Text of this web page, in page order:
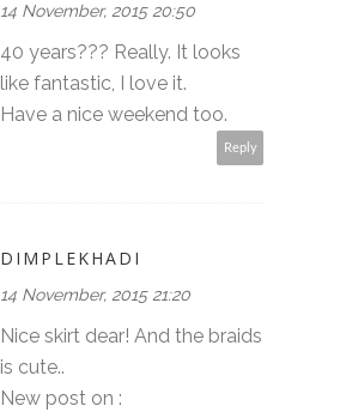
14 November, 2015 20:50
40 years??? Really. It looks
like fantastic, I love it.
Have a nice weekend too.
Reply
DIMPLEKHADI
14 November, 2015 21:20
Nice skirt dear! And the braids
is cute..
New post on :